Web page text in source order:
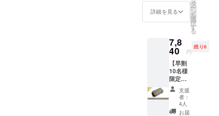
費税込
み)の
20%off
W10.8×
H6.1×D
2.4cm
革 :ア
ドリア
(イタリ
ア産牛
革) 生
産:日本
詳細を見る
タ
ー
ン
を
選
択
す
る
7,8
40 円
残り6
【早割
10名様
限定】
Kururi
2.0(チャ
コール)
を1点
支援
者：
4人
お届